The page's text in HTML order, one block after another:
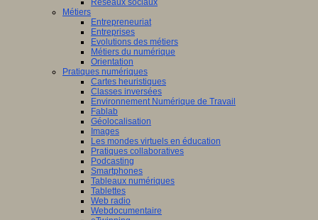
Réseaux sociaux
Métiers
Entrepreneuriat
Entreprises
Evolutions des métiers
Métiers du numérique
Orientation
Pratiques numériques
Cartes heuristiques
Classes inversées
Environnement Numérique de Travail
Fablab
Géolocalisation
Images
Les mondes virtuels en éducation
Pratiques collaboratives
Podcasting
Smartphones
Tableaux numériques
Tablettes
Web radio
Webdocumentaire